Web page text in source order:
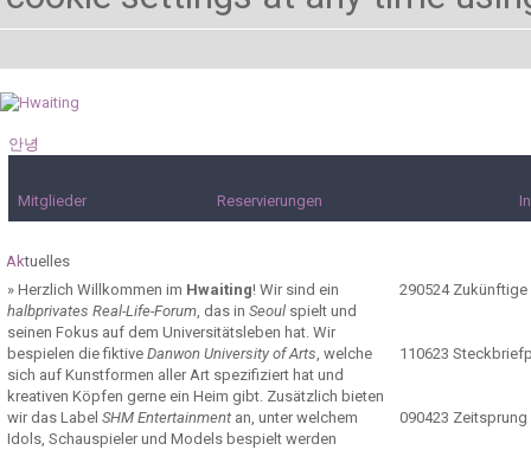
안녕
Mitglieder Reservierungen
Aktuelles
» Herzlich Willkommen im Hwaiting! Wir sind ein
halbprivates Real-Life-Forum, das in Seoul spielt und
seinen Fokus auf dem Universitätsleben hat. Wir
bespielen die fiktive Danwon University of Arts, welche
sich auf Kunstformen aller Art spezifiziert hat und
kreativen Köpfen gerne ein Heim gibt. Zusätzlich bieten
wir das Label SHM Entertainment an, unter welchem
Idols, Schauspieler und Models bespielt werden
290524Zukünftige
110623
090423